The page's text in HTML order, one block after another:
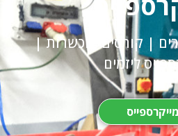
| קורסים והכשרות |
ליזמים